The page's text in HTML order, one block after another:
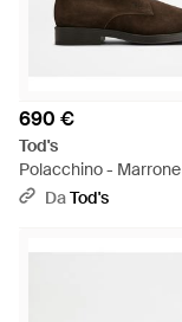
690 €
Tod's
Polacchino - Marrone
DaTod's